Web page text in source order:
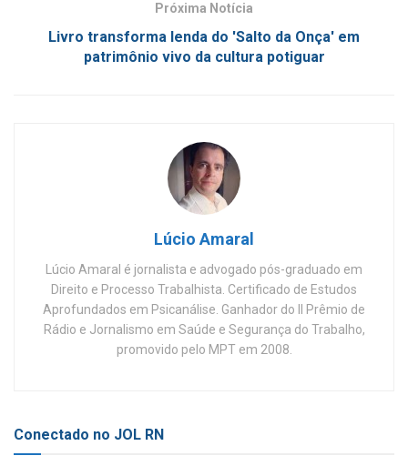
Próxima Notícia
Livro transforma lenda do 'Salto da Onça' em
patrimônio vivo da cultura potiguar
Lúcio Amaral
Lúcio Amaral é jornalista e advogado pós-graduado em
Direito e Processo Trabalhista. Certificado de Estudos
Aprofundados em Psicanálise. Ganhador do II Prêmio de
Rádio e Jornalismo em Saúde e Segurança do Trabalho,
promovido pelo MPT em 2008.
Conectado no JOL RN